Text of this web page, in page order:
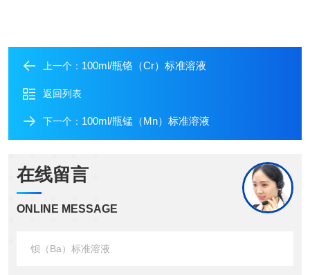
上一个： 100ml/瓶铬（Cr）标准溶液
返回列表
下一个： 100ml/瓶锰（Mn）标准溶液
在线留言
ONLINE MESSAGE